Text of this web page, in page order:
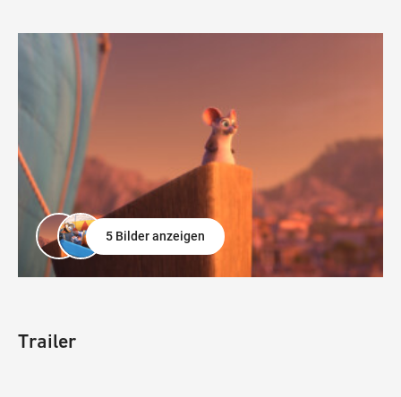
5 Bilder anzeigen
Trailer